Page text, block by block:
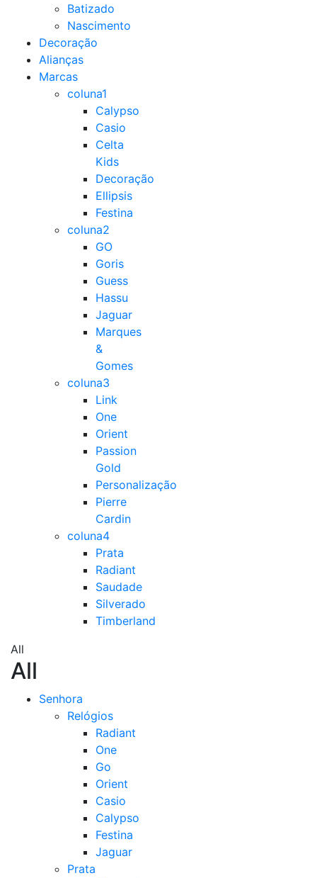
Batizado
Nascimento
Decoração
Alianças
Marcas
coluna1
Calypso
Casio
Celta
Kids
Decoração
Ellipsis
Festina
coluna2
GO
Goris
Guess
Hassu
Jaguar
Marques
&
Gomes
coluna3
Link
One
Orient
Passion
Gold
Personalização
Pierre
Cardin
coluna4
Prata
Radiant
Saudade
Silverado
Timberland
All
All
Senhora
Relógios
Radiant
One
Go
Orient
Casio
Calypso
Festina
Jaguar
Prata